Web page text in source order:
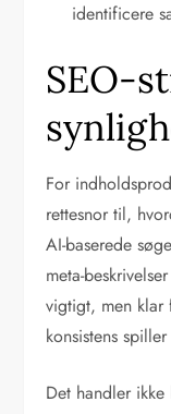
identificere
SEO-
For
rettesnor til,
AI-baserede
meta-
vigtigt, men
konsistens
Det handler